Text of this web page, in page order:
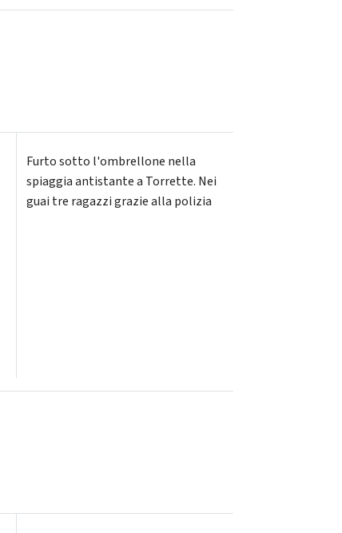
Furto sotto l'ombrellone nella
spiaggia antistante a Torrette. Nei
guai tre ragazzi grazie alla polizia